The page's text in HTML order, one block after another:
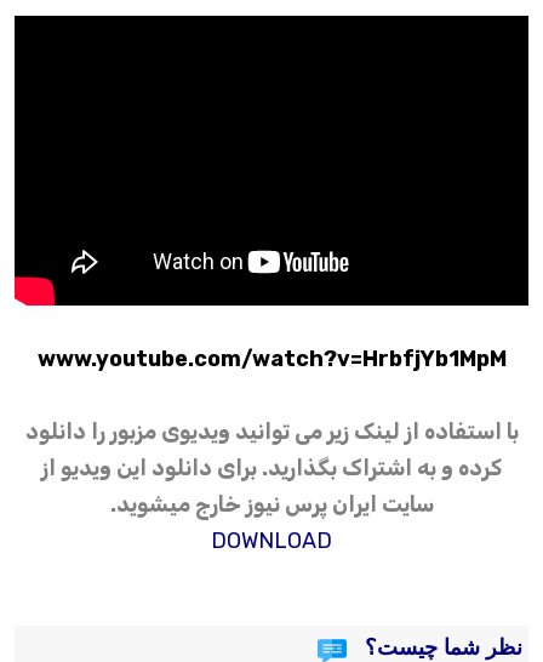
www.youtube.com/watch?v=HrbfjYb1MpM
با استفاده از لینک زیر می توانید ویدیوی مزبور را دانلود
کرده و به اشتراک بگذارید. برای دانلود این ویدیو از
سایت ایران پرس نیوز خارج میشوید.
DOWNLOAD
نظر شما چیست؟